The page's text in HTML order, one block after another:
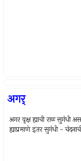
अगर्
अगर वृक्ष ह्याची राळ सुगंधी
ह्याप्रमाणे इतर सुगंधी -